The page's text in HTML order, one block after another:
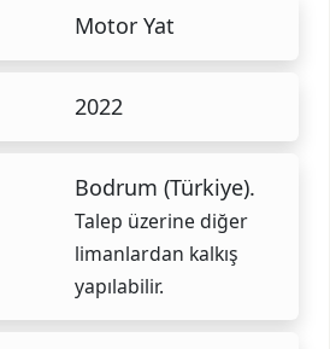
Motor Yat
2022
Bodrum (Türkiye).
Talep üzerine diğer
limanlardan kalkış
yapılabilir.